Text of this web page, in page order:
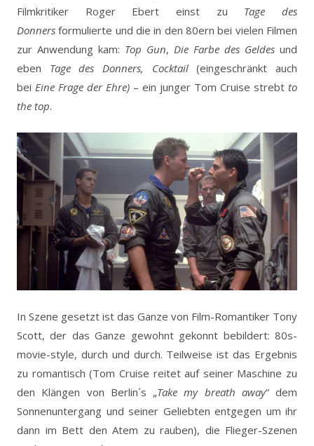
Filmkritiker Roger Ebert einst zu Tage des
Donners formulierte und die in den 80ern bei vielen Filmen
zur Anwendung kam: Top Gun, Die Farbe des Geldes und
eben Tage des Donners, Cocktail(eingeschränkt auch
bei Eine Frage der Ehre) – ein junger Tom Cruise strebt to
the top.
In Szene gesetzt ist das Ganze von Film-Romantiker Tony
Scott, der das Ganze gewohnt gekonnt bebildert: 80s-
movie-style, durch und durch. Teilweise ist das Ergebnis
zu romantisch (Tom Cruise reitet auf seiner Maschine zu
den Klängen von Berlin´s „Take my breath away“ dem
Sonnenuntergang und seiner Geliebten entgegen um ihr
dann im Bett den Atem zu rauben), die Flieger-Szenen